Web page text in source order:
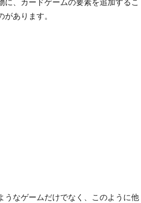
、カードゲームの要素を追加するこ
あります。
うなゲームだけでなく、このように他